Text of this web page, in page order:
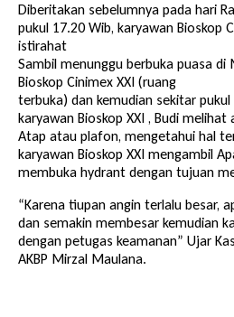
Diberitakan sebelumnya pada hari
pukul 17.20 Wib, karyawan Bioskop
istirahat
Sambil menunggu berbuka puasa di
Bioskop Cinimex XXI (ruang
terbuka) dan kemudian sekitar
karyawan Bioskop XXI , Budi melihat
Atap atau plafon, mengetahui hal
karyawan Bioskop XXI mengambil
membuka hydrant dengan tujuan
“Karena tiupan angin terlalu besar,
dan semakin membesar kemudian
dengan petugas keamanan” Ujar
AKBP Mirzal Maulana.